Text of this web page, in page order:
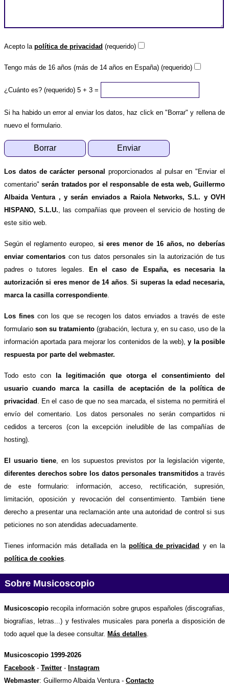
Acepto la política de privacidad (requerido)
Tengo más de 16 años (más de 14 años en España) (requerido)
¿Cuánto es? (requerido) 5 + 3 =
Si ha habido un error al enviar los datos, haz click en "Borrar" y rellena de
nuevo el formulario.
Los datos de carácter personal
proporcionados al pulsar en "Enviar el
comentario"serán tratados por el responsable de esta web, Guillermo
Albaida Ventura , y serán enviados a Raiola Networks, S.L. y OVH
HISPANO, S.L.U. , las compañías que proveen el servicio de hosting de
este sitio web.
Según el reglamento europeo, si eres menor de 16 años, no deberías
enviar comentarios con tus datos personales sin la autorización de tus
padres o tutores legales.
En el caso de España, es necesaria la
autorización si eres menor de 14 años.Si superas la edad necesaria,
marca la casilla correspondiente
Los finescon los que se recogen los datos enviados a través de este
formularioson su tratamiento (grabación, lectura y, en su caso, uso de la
información aportada para mejorar los contenidos de la web),y la posible
respuesta por parte del webmaster.
Todo esto con
la legitimación que otorga el consentimiento del
usuario cuando marca la casilla de aceptación de la política de
privacidad
. En el caso de que no sea marcada, el sistema no permitirá el
envío del comentario. Los datos personales no serán compartidos ni
cedidos a terceros (con la excepción ineludible de las compañías de
hosting).
El usuario tiene, en los supuestos previstos por la legislación vigente,
diferentes derechos sobre los datos personales transmitidosa través
de este formulario: información, acceso, rectificación, supresión,
limitación, oposición y revocación del consentimiento. También tiene
derecho a presentar una reclamación ante una autoridad de control si sus
peticiones no son atendidas adecuadamente.
Tienes información más detallada en lapolítica de privacidad y en la
política de cookies
Sobre Musicoscopio
Musicoscopio recopila información sobre grupos españoles (discografias,
biografías, letras...) y festivales musicales para ponerla a disposición de
todo aquel que la desee consultar. Más detalles.
Musicoscopio 1999-2026
Facebook - Twitter - Instagram
Webmaster: Guillermo Albaida Ventura - Contacto